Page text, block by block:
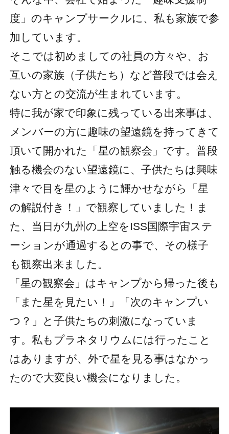
度」のキャンプサークルに、私も家族で参
加しています。
そこでは初めましての社員の方々や、お
互いの家族（子供たち）など普段では会え
ない方との交流が生まれています。
特に我が家で印象に残っている出来事は、
メンバーの方に趣味の望遠鏡を持ってきて
頂いて開かれた「星の観察会」です。普段
触る機会のない望遠鏡に、子供たちは興味
津々で目を星のように輝かせながら「星
の解説付き！」で観察していました！ま
た、当日が九州の上空をISS国際宇宙ステ
ーションが通過するとの事で、その様子
も観察出来ました。
「星の観察会」はキャンプから帰った後も
「また星を見たい！」「次のキャンプい
つ？」と子供たちの刺激になっていま
す。私もプラネタリウムには行ったこと
はありますが、外で星を見る事はなかっ
たので大変良い機会になりました。